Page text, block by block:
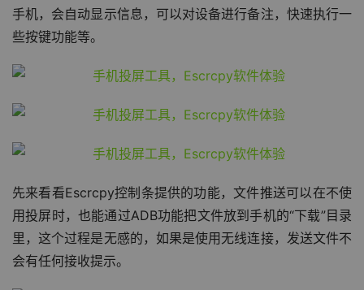
手机，会自动显示信息，可以对设备进行备注，快速执行一
些按键功能等。
先来看看Escrcpy控制条提供的功能，文件推送可以在不使
用投屏时，也能通过ADB功能把文件放到手机的“下载”目录
里，这个过程是无感的，如果是使用无线连接，发送文件不
会有任何接收提示。